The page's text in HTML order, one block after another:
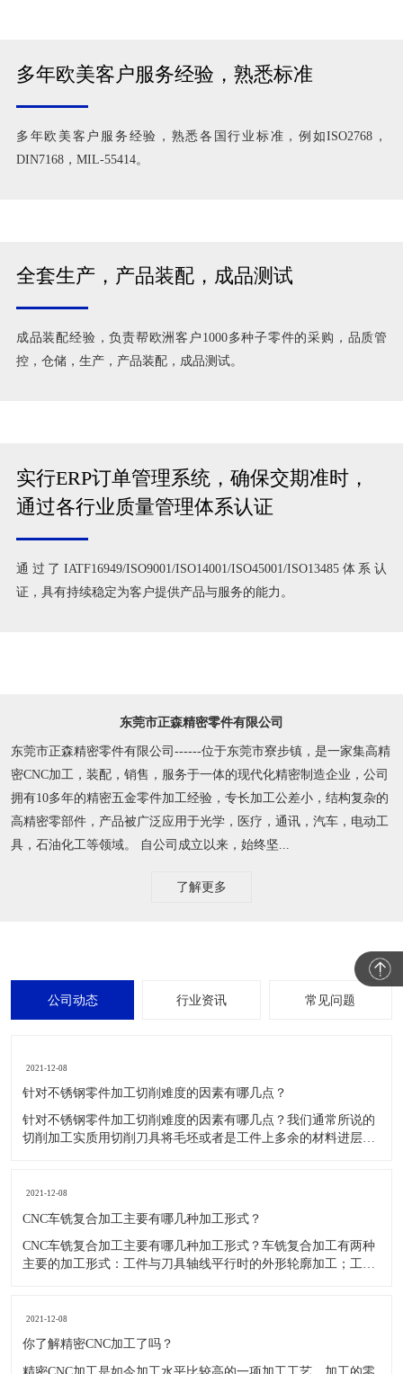
多年欧美客户服务经验，熟悉标准
多年欧美客户服务经验，熟悉各国行业标准，例如ISO2768，
DIN7168，MIL-55414。
全套生产，产品装配，成品测试
成品装配经验，负责帮欧洲客户1000多种子零件的采购，品质管
控，仓储，生产，产品装配，成品测试。
实行ERP订单管理系统，确保交期准时，
通过各行业质量管理体系认证
通过了IATF16949/ISO9001/ISO14001/ISO45001/ISO13485体系认
证，具有持续稳定为客户提供产品与服务的能力。
东莞市正森精密零件有限公司
东莞市正森精密零件有限公司------位于东莞市寮步镇，是一家集高精
密CNC加工，装配，销售，服务于一体的现代化精密制造企业，公司
拥有10多年的精密五金零件加工经验，专长加工公差小，结构复杂的
高精密零部件，产品被广泛应用于光学，医疗，通讯，汽车，电动工
具，石油化工等领域。 自公司成立以来，始终坚...
了解更多
公司动态 行业资讯 常见问题
2021-12-08
针对不锈钢零件加工切削难度的因素有哪几点？
针对不锈钢零件加工切削难度的因素有哪几点？我们通常所说的
切削加工实质用切削刀具将毛坯或者是工件上多余的材料进层进
其他的常规材料，比如铜材和铝合金，究其原因有以下几个关键
2021-12-08
CNC车铣复合加工主要有哪几种加工形式？
CNC车铣复合加工主要有哪几种加工形式？车铣复合加工有两种
主要的加工形式：工件与刀具轴线平行时的外形轮廓加工；工件
2021-12-08
​你了解精密CNC加工了吗？
精密CNC加工是如今加工水平比较高的一项加工工艺，加工的零